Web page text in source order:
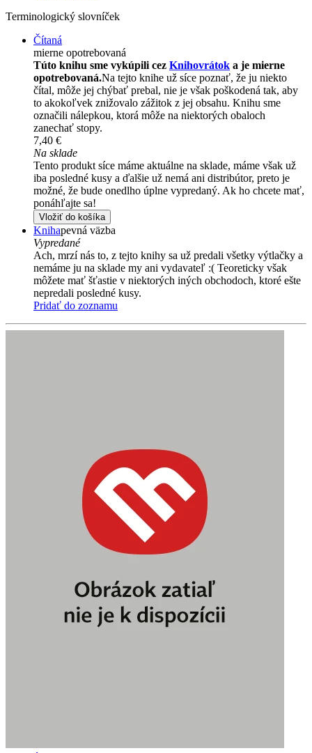
Terminologický slovníček
Čítaná
mierne opotrebovaná
Túto knihu sme vykúpili cez Knihovrátok a je mierne
opotrebovaná.Na tejto knihe už síce poznať, že ju niekto
čítal, môže jej chýbať prebal, nie je však poškodená tak, aby
to akokoľvek znižovalo zážitok z jej obsahu. Knihu sme
označili nálepkou, ktorá môže na niektorých obaloch
zanechať stopy.
7,40 €
Na sklade
Tento produkt síce máme aktuálne na sklade, máme však už
iba posledné kusy a ďalšie už nemá ani distribútor, preto je
možné, že bude onedlho úplne vypredaný. Ak ho chcete mať,
ponáhľajte sa!
Vložiť do košíka
Knihapevná väzba
Vypredané
Ach, mrzí nás to, z tejto knihy sa už predali všetky výtlačky a
nemáme ju na sklade my ani vydavateľ :( Teoreticky však
môžete mať šťastie v niektorých iných obchodoch, ktoré ešte
nepredali posledné kusy.
Pridať do zoznamu